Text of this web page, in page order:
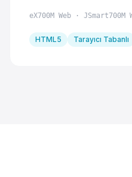
eX700M Web · JSmart700M
HTML5 Tarayıcı Tabanlı